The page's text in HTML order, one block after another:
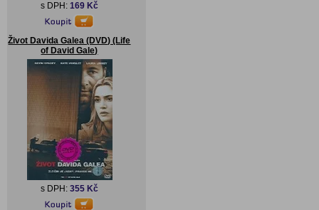
s DPH: 169 Kč
Život Davida Galea (DVD) (Life
of David Gale)
s DPH: 355 Kč